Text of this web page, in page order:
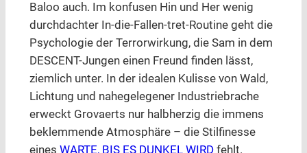
Baloo auch. Im konfusen Hin und Her wenig
durchdachter In-die-Fallen-tret-Routine geht die
Psychologie der Terrorwirkung, die Sam in dem
DESCENT-Jungen einen Freund finden lässt,
ziemlich unter. In der idealen Kulisse von Wald,
Lichtung und nahegelegener Industriebrache
erweckt Grovaerts nur halbherzig die immens
beklemmende Atmosphäre – die Stilfinesse
eines WARTE, BIS ES DUNKEL WIRDfehlt.